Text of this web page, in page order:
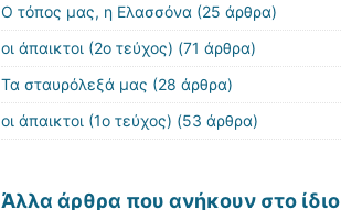
Ο τόπος μας, η Ελασσόνα (25 άρθρα)
οι άπαικτοι (2ο τεύχος) (71 άρθρα)
Τα σταυρόλεξά μας (28 άρθρα)
οι άπαικτοι (1ο τεύχος) (53 άρθρα)
Άλλα άρθρα που ανήκουν στο ίδιο